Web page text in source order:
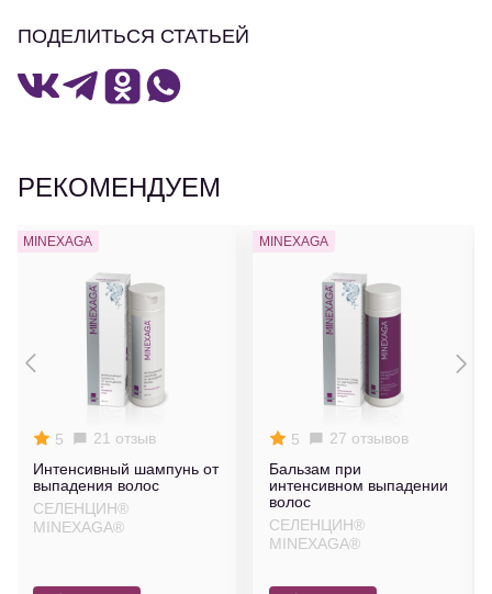
ПОДЕЛИТЬСЯ СТАТЬЕЙ
РЕКОМЕНДУЕМ
MINEXAGA
5
21 отзыв
Интенсивный шампунь от
выпадения волос
СЕЛЕНЦИН®
MINEXAGA®
MINEXAGA
5
27 отзывов
Бальзам при
интенсивном выпадении
волос
СЕЛЕНЦИН®
MINEXAGA®